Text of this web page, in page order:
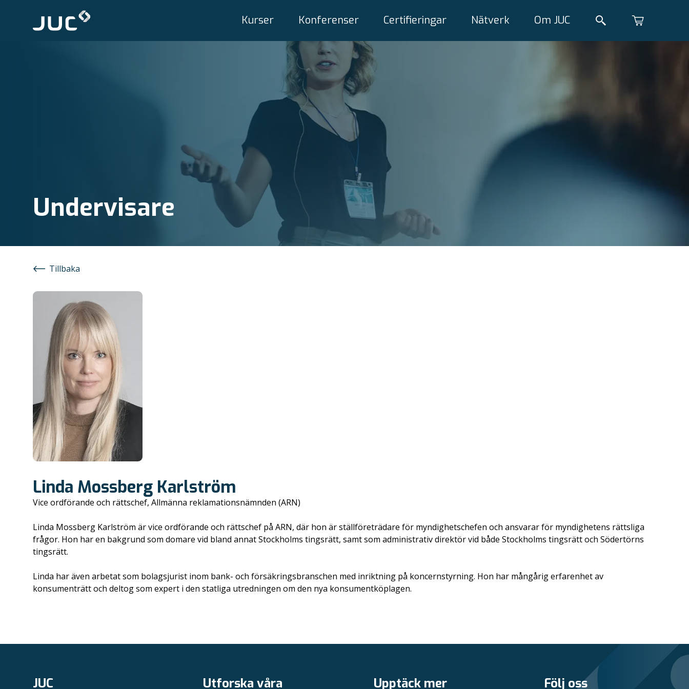
Kurser Konferenser Certifieringar Nätverk Om JUC
Undervisare
Tillbaka
Linda Mossberg Karlström
Vice ordförande och rättschef, Allmänna reklamationsnämnden (ARN)
Linda Mossberg Karlström är vice ordförande och rättschef på ARN, där hon är ställföreträdare för myndighetschefen och ansvarar för myndighetens rättsliga
frågor. Hon har en bakgrund som domare vid bland annat Stockholms tingsrätt, samt som administrativ direktör vid både Stockholms tingsrätt och Södertörns
tingsrätt.
Linda har även arbetat som bolagsjurist inom bank- och försäkringsbranschen med inriktning på koncernstyrning. Hon har mångårig erfarenhet av
konsumenträtt och deltog som expert i den statliga utredningen om den nya konsumentköplagen.
JUC Utforska våra Upptäck mer Följ oss